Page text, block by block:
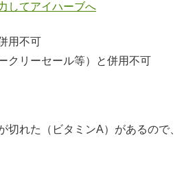
してアイハーブへ
用不可
クリーセール等）と併用不可
切れた（ビタミンA）があるので、